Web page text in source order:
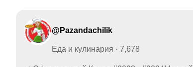
@Pazandachilik
Еда и кулинария · 7,678